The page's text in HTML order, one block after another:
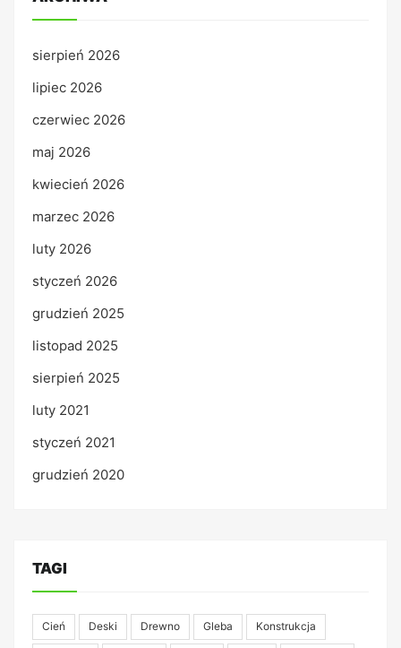
sierpień 2026
lipiec 2026
czerwiec 2026
maj 2026
kwiecień 2026
marzec 2026
luty 2026
styczeń 2026
grudzień 2025
listopad 2025
sierpień 2025
luty 2021
styczeń 2021
grudzień 2020
TAGI
Cień Deski Drewno Gleba Konstrukcja